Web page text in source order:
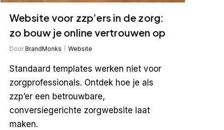
Website voor zzp’ers in de zorg:
zo bouw je online vertrouwen op
Door BrandMonks Website
Standaard templates werken niet voor
zorgprofessionals. Ontdek hoe je als
zzp’er een betrouwbare,
conversiegerichte zorgwebsite laat
maken.